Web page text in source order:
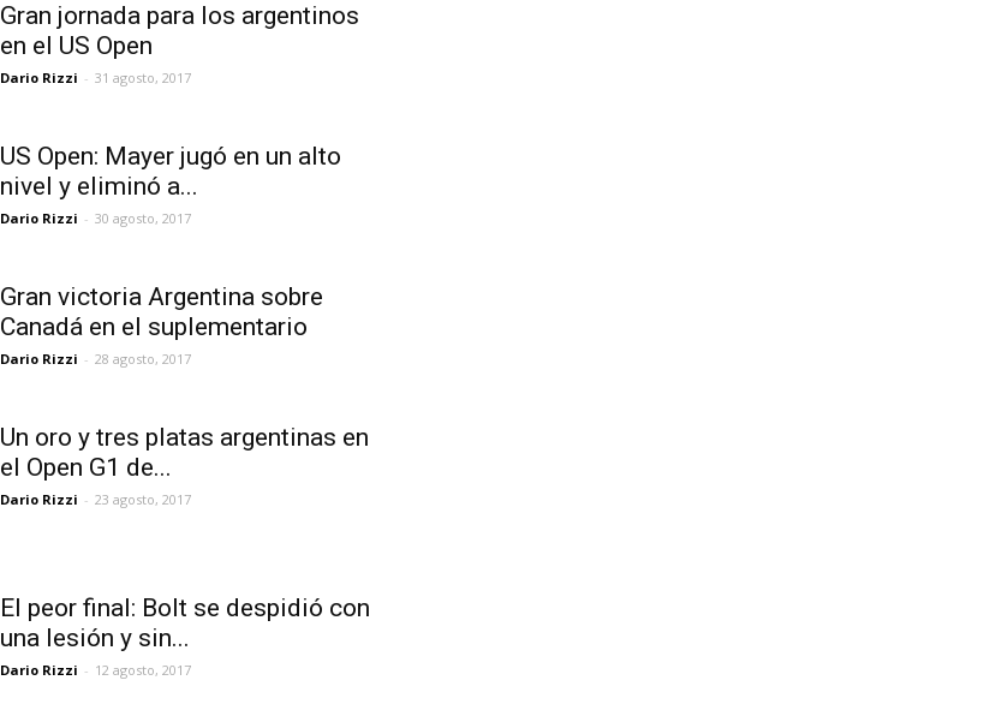
Gran jornada para los argentinos
en el US Open
Dario Rizzi - 31 agosto, 2017
US Open: Mayer jugó en un alto
nivel y eliminó a...
Dario Rizzi - 30 agosto, 2017
Gran victoria Argentina sobre
Canadá en el suplementario
Dario Rizzi - 28 agosto, 2017
Un oro y tres platas argentinas en
el Open G1 de...
Dario Rizzi - 23 agosto, 2017
El peor final: Bolt se despidió con
una lesión y sin...
Dario Rizzi - 12 agosto, 2017